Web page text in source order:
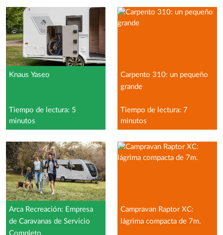
Knaus Yaseo
Tiempo de lectura: 5
minutos
Carpento 310: un pequeño
grande
Tiempo de lectura: 7
minutos
Arca Recreación: Empresa
de Caravanas de Servicio
Completo
Campravan Raptor XC:
lágrima compacta de 7m.